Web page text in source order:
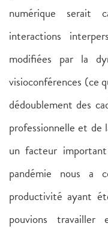
numérique serait
interactions
modifiées par la
visioconférences (ce
dédoublement des
professionnelle et de
un facteur
pandémie nous a
productivité ayant
pouvions